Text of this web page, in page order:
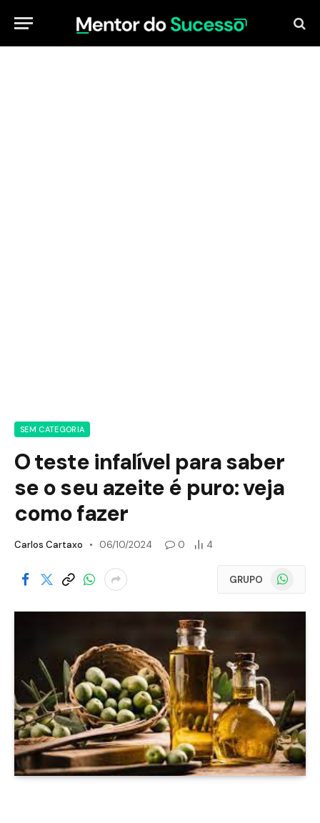
SEM CATEGORIA
O teste infalível para saber
se o seu azeite é puro: veja
como fazer
Carlos Cartaxo 06/10/2024 0 4
GRUPO WhatsApp